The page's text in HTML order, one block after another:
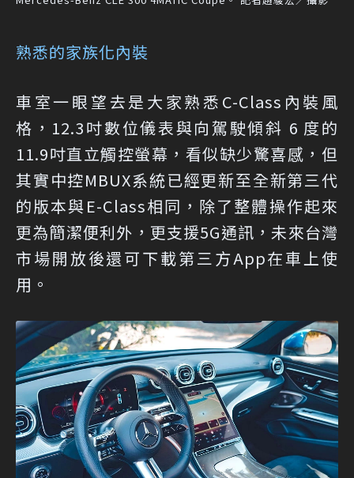
熟悉的家族化內裝
車室一眼望去是大家熟悉C-Class內裝風
格，12.3吋數位儀表與向駕駛傾斜 6 度的
11.9吋直立觸控螢幕，看似缺少驚喜感，但
其實中控MBUX系統已經更新至全新第三代
的版本與E-Class相同，除了整體操作起來
更為簡潔便利外，更支援5G通訊，未來台灣
市場開放後還可下載第三方App在車上使
用。